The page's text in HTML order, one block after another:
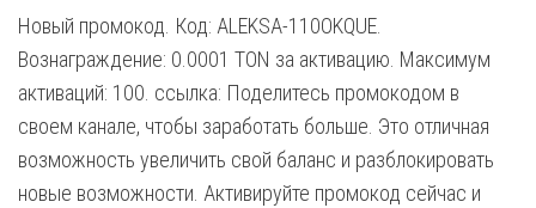
Новый промокод. Код: ALEKSA-110OKQUE.
Вознаграждение: 0.0001 TON за активацию. Максимум
активаций: 100. ссылка: Поделитесь промокодом в
своем канале, чтобы заработать больше. Это отличная
возможность увеличить свой баланс и разблокировать
новые возможности. Активируйте промокод сейчас и